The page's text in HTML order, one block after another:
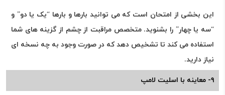
این بخشی از امتحان است که می توانید بارها و بارها “یک یا دو” و
“سه یا چهار” را بشنوید. متخصص مراقبت از چشم از گزینه های شما
استفاده می کند تا تشخیص دهد که در صورت وجود به چه نسخه ای
نیاز دارید.
۹- معاینه با اسلیت لامپ